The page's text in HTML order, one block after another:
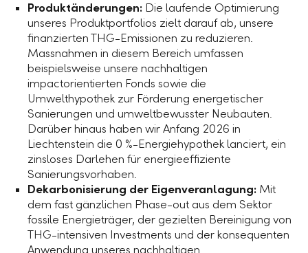
Produktänderungen: Die laufende Optimierung
unseres Produktportfolios zielt darauf ab, unsere
finanzierten THG-Emissionen zu reduzieren.
Massnahmen in diesem Bereich umfassen
beispielsweise unsere nachhaltigen
impactorientierten Fonds sowie die
Umwelthypothek zur Förderung energetischer
Sanierungen und umweltbewusster Neubauten.
Darüber hinaus haben wir Anfang 2026 in
Liechtenstein die 0 %-Energiehypothek lanciert, ein
zinsloses Darlehen für energieeffiziente
Sanierungsvorhaben.
Dekarbonisierung der Eigenveranlagung: Mit
dem fast gänzlichen Phase-out aus dem Sektor
fossile Energieträger, der gezielten Bereinigung von
THG-intensiven Investments und der konsequenten
Anwendung unseres nachhaltigen